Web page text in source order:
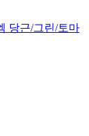
당근/그린/토마